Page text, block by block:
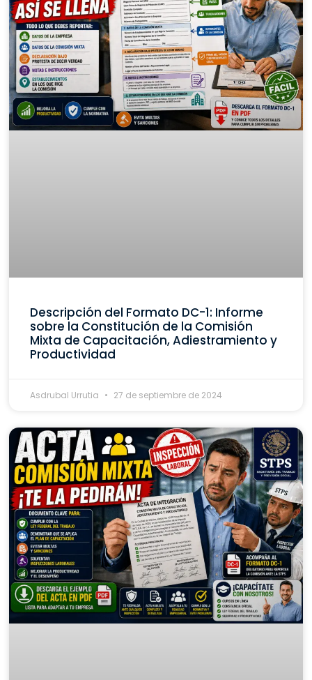
Descripción del Formato DC-1: Informe
sobre la Constitución de la Comisión
Mixta de Capacitación, Adiestramiento y
Productividad
Asdrubal Urrutia 27 de septiembre de 2024